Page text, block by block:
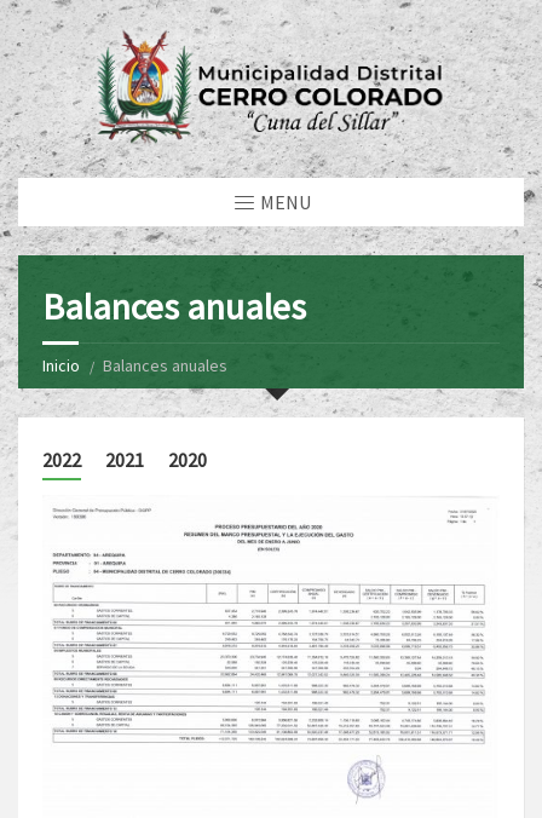
MENU
Balances anuales
Inicio Balances anuales
2022 2021 2020